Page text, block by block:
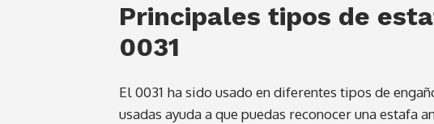
Principales tipos de
0031
El 0031 ha sido usado en diferentes tipos de
usadas ayuda a que puedas reconocer una estafa